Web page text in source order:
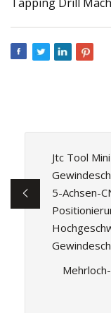
Jtc Tool
5-Achsen-